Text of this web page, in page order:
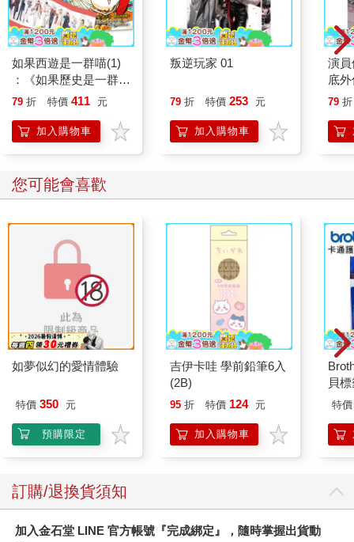
如果西遊是一群喵(1)
：《如果歷史是一群
喵》作者最新力作，附
79 折 特價 411 元
加入購物車
叛逆玩家 01
79 折 特價 253 元
加入購物車
演
底
79 折
您可能會喜歡
如夢似幻的愛情體驗
特價 350 元
預購限定
吉伊卡哇 學前鉛筆6入
(2B)
95 折 特價 124 元
加入購物車
貝
特價
訂購/退換貨須知
加入金石堂 LINE 官方帳號『完成綁定』，隨時掌握出貨動